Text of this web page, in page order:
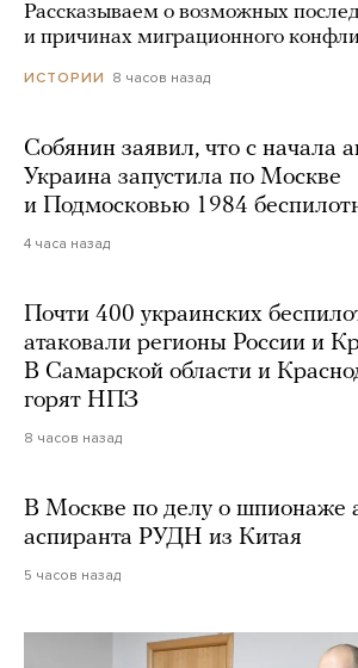
Рассказываем о возможных
и причинах миграционного
ИСТОРИИ 8 часов назад
Собянин заявил, что с начала
Украина запустила по Москве
и Подмосковью 1984
4 часа назад
Почти 400 украинских
атаковали регионы России и
В Самарской области и
горят НПЗ
8 часов назад
В Москве по делу о шпионаже
аспиранта РУДН из Китая
5 часов назад